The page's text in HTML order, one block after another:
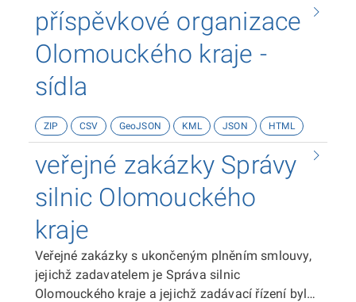
příspěvkové organizace
Olomouckého kraje -
sídla
ZIP CSV GeoJSON KML JSON HTML
veřejné zakázky Správy
silnic Olomouckého
kraje
Veřejné zakázky s ukončeným plněním smlouvy,
jejichž zadavatelem je Správa silnic
Olomouckého kraje a jejichž zadávací řízení bylo